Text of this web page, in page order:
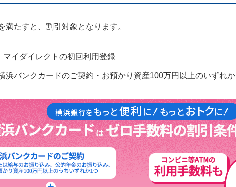
たすと、割引対象となります。
イダイレクトの初回利用登録
バンクカードのご契約・お預かり資産100万円以上のいずれか